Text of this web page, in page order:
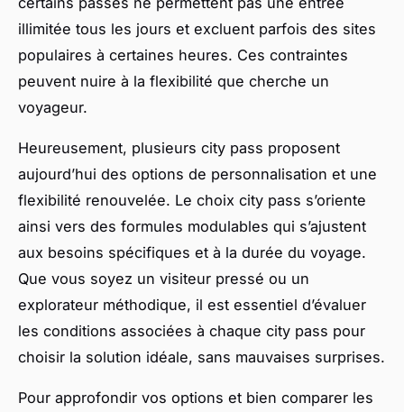
illimitée tous les jours et excluent parfois des sites
populaires à certaines heures. Ces contraintes
peuvent nuire à la flexibilité que cherche un
voyageur.
Heureusement, plusieurs city pass proposent
aujourd’hui des options de personnalisation et une
flexibilité renouvelée. Le choix city pass s’oriente
ainsi vers des formules modulables qui s’ajustent
aux besoins spécifiques et à la durée du voyage.
Que vous soyez un visiteur pressé ou un
explorateur méthodique, il est essentiel d’évaluer
les conditions associées à chaque city pass pour
choisir la solution idéale, sans mauvaises surprises.
Pour approfondir vos options et bien comparer les